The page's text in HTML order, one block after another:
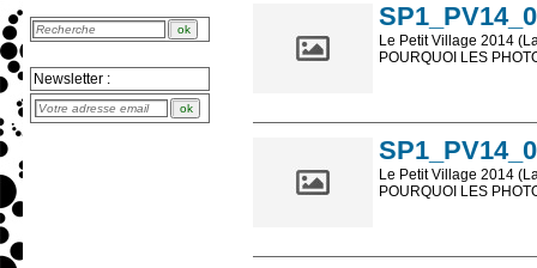
Newsletter :
Le Petit Village 2014
POURQUOI LES
Le Petit Village 2014
POURQUOI LES